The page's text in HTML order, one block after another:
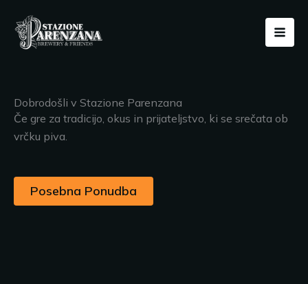
contenuto
Dobrodošli v Stazione Parenzana
Če gre za tradicijo, okus in prijateljstvo, ki se srečata ob
vrčku piva.
Posebna Ponudba